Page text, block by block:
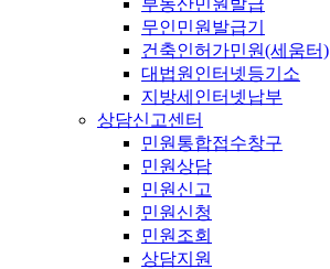
부동산민원발급
무인민원발급기
건축인허가민원(세움터)
대법원인터넷등기소
지방세인터넷납부
상담신고센터
민원통합접수창구
민원상담
민원신고
민원신청
민원조회
상담지원